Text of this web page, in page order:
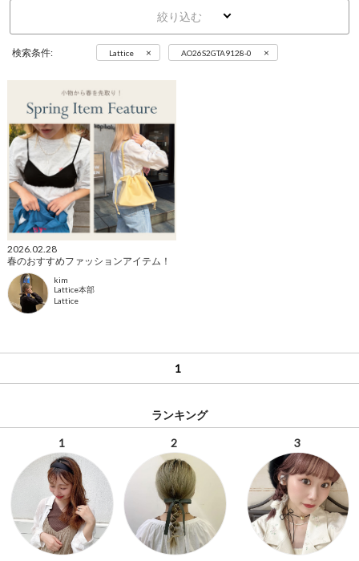
絞り込む
検索条件: Lattice × AO26S2GTA9128-0 ×
2026.02.28
春のおすすめファッションアイテム！
kim
Lattice本部
Lattice
1
ランキング
1 2 3